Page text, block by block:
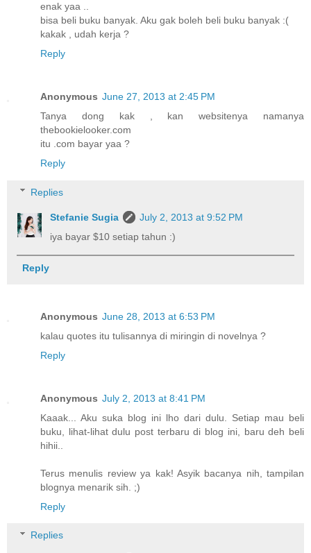
enak yaa ..
bisa beli buku banyak. Aku gak boleh beli buku banyak :(
kakak , udah kerja ?
Reply
Anonymous June 27, 2013 at 2:45 PM
Tanya dong kak , kan websitenya namanya
thebookielooker.com
itu .com bayar yaa ?
Reply
Replies
Stefanie Sugia
July 2, 2013 at 9:52 PM
iya bayar $10 setiap tahun :)
Reply
Anonymous June 28, 2013 at 6:53 PM
kalau quotes itu tulisannya di miringin di novelnya ?
Reply
Anonymous July 2, 2013 at 8:41 PM
Kaaak... Aku suka blog ini lho dari dulu. Setiap mau beli
buku, lihat-lihat dulu post terbaru di blog ini, baru deh beli
hihii..
Terus menulis review ya kak! Asyik bacanya nih, tampilan
blognya menarik sih. ;)
Reply
Replies